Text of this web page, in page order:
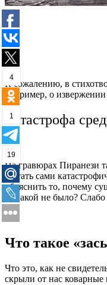
4
1
19
К сожалению, в
например, о
Катастрофа
На гравюрах Пиранези
застать сами
объяснить то, почему
никакой не было?
Что такое
Что это, как не
скрыли от нас коварные